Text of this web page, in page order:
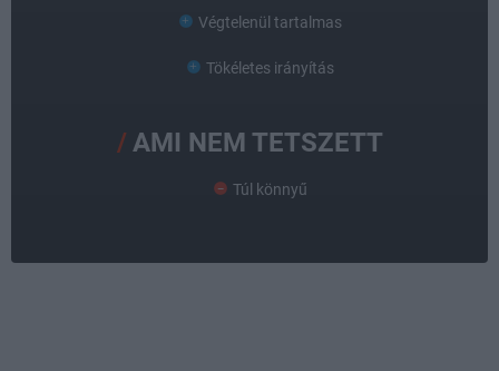
Végtelenül tartalmas
Tökéletes irányítás
AMI NEM TETSZETT
Túl könnyű